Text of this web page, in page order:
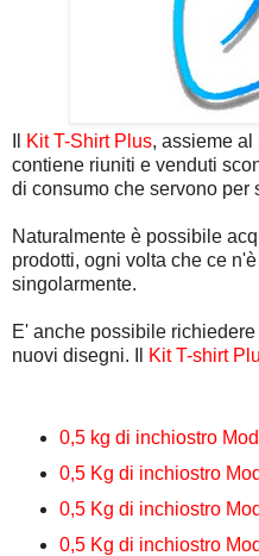
Kit T-Shirt Plus, assieme
contiene riuniti e venduti
di consumo che servono per
Naturalmente è possibile
prodotti, ogni volta che ce
singolarmente.
E' anche possibile
nuovi disegni. Il
Kit T-shirt
0,5 kg di inchiostro
0,5 Kg di inchiostro
0,5 Kg di inchiostro
0,5 Kg di inchiostro